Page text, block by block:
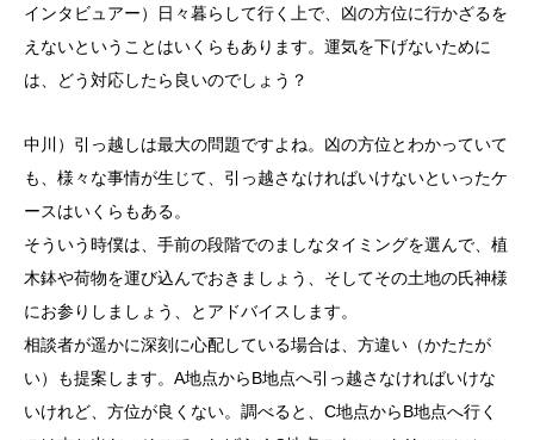
インタビュアー）日々暮らして行く上で、凶の方位に行かざるを
えないということはいくらもあります。運気を下げないために
は、どう対応したら良いのでしょう？
中川）引っ越しは最大の問題ですよね。凶の方位とわかっていて
も、様々な事情が生じて、引っ越さなければいけないといったケ
ースはいくらもある。
そういう時僕は、手前の段階でのましなタイミングを選んで、植
木鉢や荷物を運び込んでおきましょう、そしてその土地の氏神様
にお参りしましょう、とアドバイスします。
相談者が遥かに深刻に心配している場合は、方違い（かたたが
い）も提案します。A地点からB地点へ引っ越さなければいけな
いけれど、方位が良くない。調べると、C地点からB地点へ行く